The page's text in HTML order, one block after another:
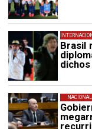
Brasil
NACIONAL